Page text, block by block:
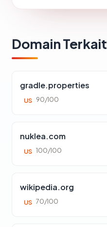
Domain Terkait
gradle.properties
US 90/100
nuklea.com
US 100/100
wikipedia.org
US 70/100